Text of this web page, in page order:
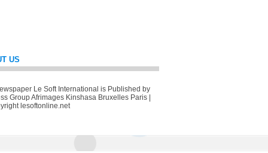
US
Le Soft International is Published by
Group Afrimages Kinshasa Bruxelles Paris |
lesoftonline.net